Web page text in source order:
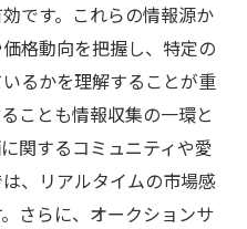
繋がる理由
もたらす価値
価格に与える影響
その評価
取に役立つ理由
信頼度とその価値
です。これらの情報源か
格動向を把握し、特定の
るかを理解することが重
ことも情報収集の一環と
関するコミュニティや愛
、リアルタイムの市場感
さらに、オークションサ